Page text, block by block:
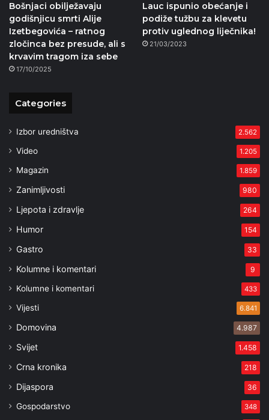
Bošnjaci obilježavaju
godišnjicu smrti Alije
Izetbegovića – ratnog
zločinca bez presude, ali s
krvavim tragom iza sebe
17/10/2025
Lauc ispunio obećanje i
podiže tužbu za klevetu
protiv uglednog liječnika!
21/03/2023
Categories
Izbor uredništva 2.562
Video 1.205
Magazin 1.859
Zanimljivosti 980
Ljepota i zdravlje 264
Humor 154
Gastro 33
Kolumne i komentari 9
Kolumne i komentari 433
Vijesti 6.841
Domovina 4.987
Svijet 1.458
Crna kronika 218
Dijaspora 36
Gospodarstvo 348